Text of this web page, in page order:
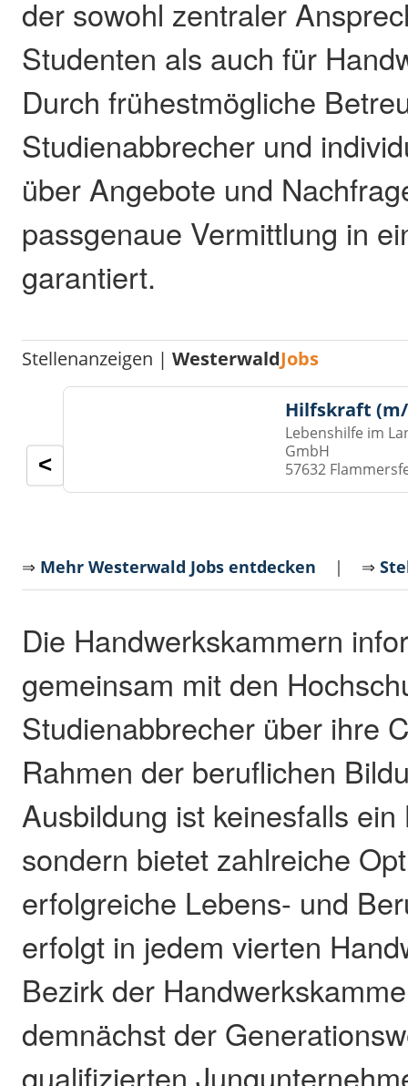
der sowohl zentraler
Studenten als auch für
Durch frühestmögliche
Studienabbrecher und
über Angebote und
passgenaue Vermittlung in
garantiert.
Stellenanzeigen |WesterwaldJobs
Hilfskraft
Lebenshilfe im
GmbH
57632
<
⇒ Mehr Westerwald Jobs entdecken | ⇒
Die Handwerkskammern
gemeinsam mit den
Studienabbrecher über ihre
Rahmen der beruflichen
Ausbildung ist keinesfalls
sondern bietet zahlreiche
erfolgreiche Lebens- und
erfolgt in jedem vierten
Bezirk der
demnächst der
qualifizierten